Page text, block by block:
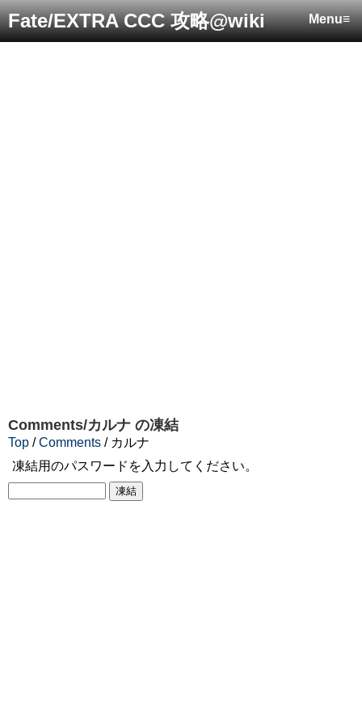
Menu≡
Fate/EXTRA CCC 攻略@wiki
Comments/カルナ の凍結
Top /Comments / カルナ
凍結用のパスワードを入力してください。